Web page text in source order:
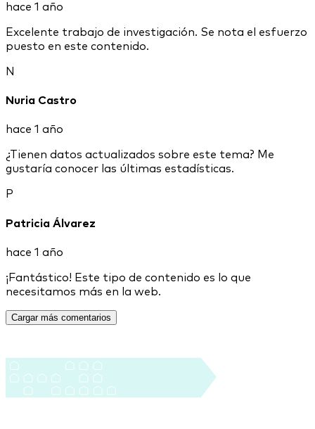
hace 1 año
Excelente trabajo de investigación. Se nota el esfuerzo
puesto en este contenido.
N
Nuria Castro
hace 1 año
¿Tienen datos actualizados sobre este tema? Me
gustaría conocer las últimas estadísticas.
P
Patricia Álvarez
hace 1 año
¡Fantástico! Este tipo de contenido es lo que
necesitamos más en la web.
Cargar más comentarios